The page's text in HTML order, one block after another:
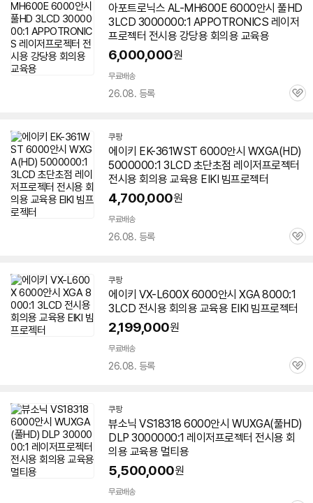
아포트로닉스 AL-MH600E 6000안시 풀HD
3LCD 3000000:1 APPOTRONICS 레이저
프로젝터 전시용 강당용 회의용 교육용
6,000,000원
무료배송
26.08. 등록
관
쿠팡
에이키 EK-361WST 6000안시 WXGA(HD)
5000000:1 3LCD 초단초점 레이저프로젝터
전시용 회의용 교육용 EIKI 빔프로젝터
4,700,000원
무료배송
26.08. 등록
관
쿠팡
에이키 VX-L600X6000안시 XGA 8000:1
3LCD 전시용 회의용 교육용 EIKI 빔프로젝터
2,199,000원
무료배송
26.08. 등록
관
쿠팡
뷰소닉 VS18318 6000안시 WUXGA(풀HD)
DLP 3000000:1 레이저프로젝터 전시용 회
의용 교육용 멀티용
5,500,000원
무료배송